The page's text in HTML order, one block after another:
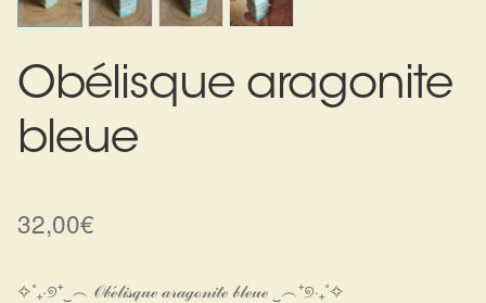
Harmonisation de l’être
Harmonisation des lieux
Soin beauté
Obélisque aragonite
bleue
32,00€
✧˚₊‧୭⁺‿︵ 𝒪𝒷ℯ́𝓁𝒾𝓈𝓆𝓊ℯ 𝒶𝓇𝒶ℊℴ𝓃𝒾𝓉ℯ 𝒷𝓁ℯ𝓊ℯ ‿︵⁺୭‧₊˚✧